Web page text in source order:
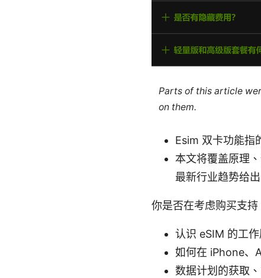
Parts of this article
on them.
Esim 双卡功能指
本文将覆盖原理
最新行业趋势给
你是否在考虑购买支
认识 eSIM 的工
如何在 iPhone、
数据计划的获取